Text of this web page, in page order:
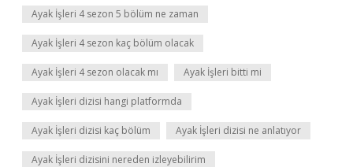
Ayak İşleri 4 sezon 5 bölüm ne zaman
Ayak İşleri 4 sezon kaç bölüm olacak
Ayak İşleri 4 sezon olacak mı Ayak İşleri bitti mi
Ayak İşleri dizisi hangi platformda
Ayak İşleri dizisi kaç bölüm Ayak İşleri dizisi ne anlatıyor
Ayak İşleri dizisini nereden izleyebilirim